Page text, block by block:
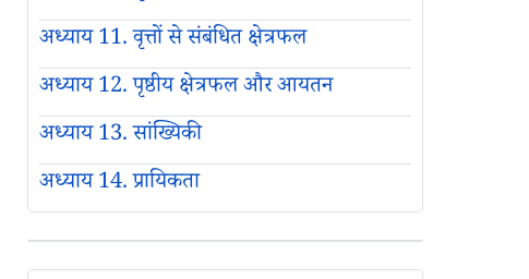
अध्याय 11. वृत्तों से संबंधित क्षेत्रफल
अध्याय 12. पृष्ठीय क्षेत्रफल और आयतन
अध्याय 13. सांख्यिकी
अध्याय 14. प्रायिकता